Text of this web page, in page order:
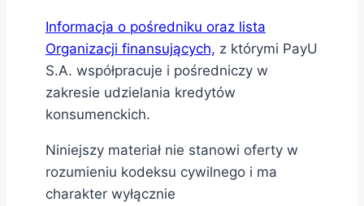
Informacja o pośredniku oraz lista
Organizacji finansujących, z którymi PayU
S.A. współpracuje i pośredniczy w
zakresie udzielania kredytów
konsumenckich.
Niniejszy materiał nie stanowi oferty w
rozumieniu kodeksu cywilnego i ma
charakter wyłącznie